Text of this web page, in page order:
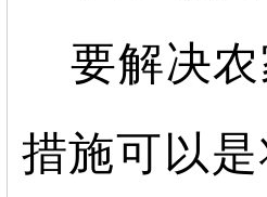
要解决
措施可以